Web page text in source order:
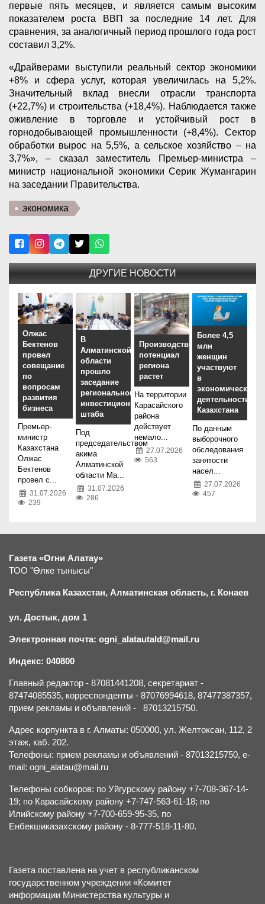
первые пять месяцев, и является самым высоким
показателем роста ВВП за последние 14 лет. Для
сравнения, за аналогичный период прошлого года рост
составил 3,2%.
«Драйверами выступили реальный сектор экономики
+8% и сфера услуг, которая увеличилась на 5,2%.
Значительный вклад внесли отрасли транспорта
(+22,7%) и строительства (+18,4%). Наблюдается также
оживление в торговле и устойчивый рост в
горнодобывающей промышленности (+8,4%). Сектор
обработки вырос на 5,5%, а сельское хозяйство – на
3,7%», – сказал заместитель Премьер-министра –
министр национальной экономики Серик Жумангарин
на заседании Правительства.
экономика
ДРУГИЕ НОВОСТИ
Олжас
Бектенов
провел
совещание
по
вопросам
развития
бизнеса
Премьер-
министр
Казахстана
Олжас
Бектенов
провел с...
31.07.2026
239
В
Алматинской
области
прошло
заседание
регионального
инвестиционного
штаба
Под
председательством
акима
Алматинской
области Ма...
31.07.2026
286
Производственный
потенциал
региона
растет
На территории
Карасайского
района
действует
немало...
27.07.2026
563
Более 4,5
млн
женщин
участвуют
в
экономической
деятельности
Казахстана
По данным
выборочного
обследования
занятости
насел...
27.07.2026
457
Газета «Огни Алатау»
ТОО "Өлке тынысы"
Республика Казахстан, Алматинская область, г. Конаев
ул. Достык, дом 1
Электронная почта: ogni_alatautald@mail.ru
Индекс: 040800
Главный редактор - 87081441208, секретариат -
87474085535, корреспонденты - 87076994618, 87477387357,
прием рекламы и объявлений - 87013215750.
Адрес корпункта в г. Алматы: 050000, ул. Желтоксан, 112, 2
этаж, каб. 202.
Телефоны: прием рекламы и объявлений - 87013215750, e-
mail: ogni_alatau@mail.ru
Телефоны собкоров: по Уйгурскому району +7-708-367-14-
19; по Карасайскому району +7-747-563-61-18; по
Илийскому району +7-700-659-95-35, по
Енбекшиказахскому району - 8-777-518-11-80.
Газета поставлена на учет в республиканском
государственном учреждении «Комитет
информации Министерства культуры и